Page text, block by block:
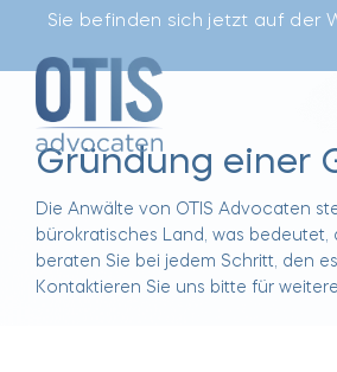
Sie befinden sich jetzt auf der
Gründung einer
Die Anwälte von OTIS Advocaten
bürokratisches Land, was
beraten Sie bei jedem Schritt, den
Kontaktieren Sie uns bitte für